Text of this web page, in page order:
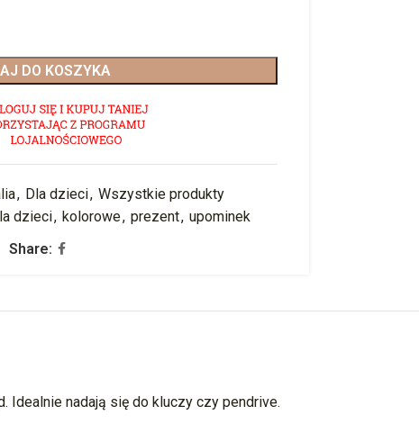
DO KOSZYKA
, Dla dzieci, Wszystkie produkty
dzieci, kolorowe, prezent, upominek
Share:
Idealnie nadają się do kluczy czy pendrive.